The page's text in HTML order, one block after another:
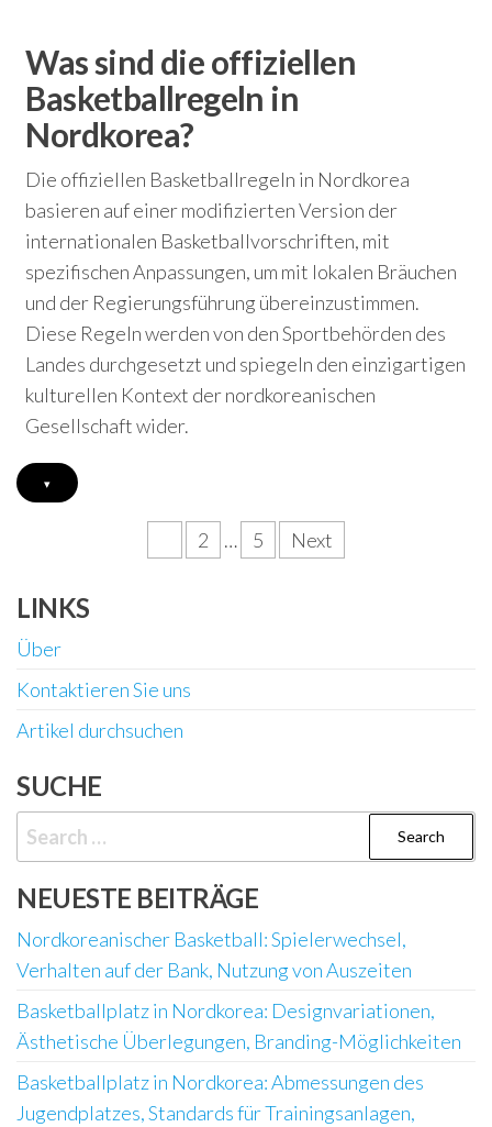
Was sind die offiziellen
Basketballregeln in
Nordkorea?
Die offiziellen Basketballregeln in Nordkorea
basieren auf einer modifizierten Version der
internationalen Basketballvorschriften, mit
spezifischen Anpassungen, um mit lokalen Bräuchen
und der Regierungsführung übereinzustimmen.
Diese Regeln werden von den Sportbehörden des
Landes durchgesetzt und spiegeln den einzigartigen
kulturellen Kontext der nordkoreanischen
Gesellschaft wider.
▾
2 … 5 Next
LINKS
Über
Kontaktieren Sie uns
Artikel durchsuchen
SUCHE
Search
for:
NEUESTE BEITRÄGE
Nordkoreanischer Basketball: Spielerwechsel,
Verhalten auf der Bank, Nutzung von Auszeiten
Basketballplatz in Nordkorea: Designvariationen,
Ästhetische Überlegungen, Branding-Möglichkeiten
Basketballplatz in Nordkorea: Abmessungen des
Jugendplatzes, Standards für Trainingsanlagen,